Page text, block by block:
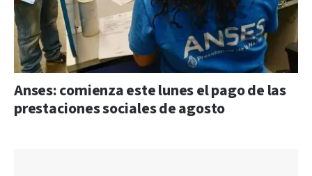
Anses: comienza este lunes el pago de las
prestaciones sociales de agosto